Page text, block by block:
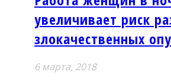
увеличивает риск
злокачественных
6 мартa, 2018